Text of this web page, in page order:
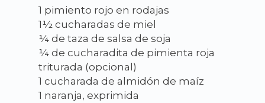
1 pimiento rojo en rodajas
1½ cucharadas de miel
¼ de taza de salsa de soja
¼ de cucharadita de pimienta roja
triturada (opcional)
1 cucharada de almidón de maíz
1 naranja, exprimida